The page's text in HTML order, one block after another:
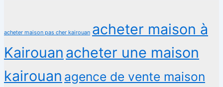
acheter maison pas cher kairouan acheter maison à
Kairouan acheter une maison
kairouan agence de vente maison